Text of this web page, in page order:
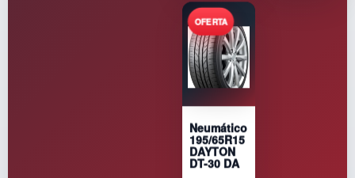
Neumático
195/65R15
DAYTON
DT-30 DA